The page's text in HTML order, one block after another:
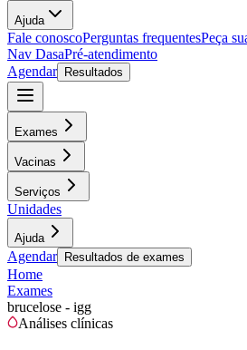
Ajuda
Fale conoscoPerguntas frequentesPeça
Nav DasaPré-atendimento
Agendar
Resultados
Exames
Vacinas
Serviços
Unidades
Ajuda
Agendar Resultados de exames
Home
Exames
brucelose - igg
Análises clínicas